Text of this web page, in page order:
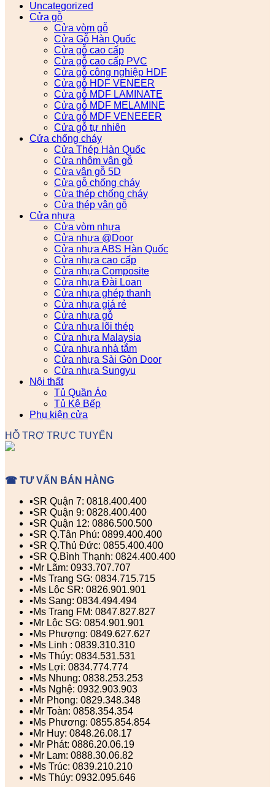
Uncategorized
Cửa gỗ
Cửa vòm gỗ
Cửa Gỗ Hàn Quốc
Cửa gỗ cao cấp
Cửa gỗ cao cấp PVC
Cửa gỗ công nghiệp HDF
Cửa gỗ HDF VENEER
Cửa gỗ MDF LAMINATE
Cửa gỗ MDF MELAMINE
Cửa gỗ MDF VENEEER
Cửa gỗ tự nhiên
Cửa chống cháy
Cửa Thép Hàn Quốc
Cửa nhôm vân gỗ
Cửa vân gỗ 5D
Cửa gỗ chống cháy
Cửa thép chống cháy
Cửa thép vân gỗ
Cửa nhựa
Cửa vòm nhựa
Cửa nhựa @Door
Cửa nhựa ABS Hàn Quốc
Cửa nhựa cao cấp
Cửa nhựa Composite
Cửa nhựa Đài Loan
Cửa nhựa ghép thanh
Cửa nhựa giá rẻ
Cửa nhựa gỗ
Cửa nhựa lõi thép
Cửa nhựa Malaysia
Cửa nhựa nhà tắm
Cửa nhựa Sài Gòn Door
Cửa nhựa Sungyu
Nội thất
Tủ Quần Áo
Tủ Kệ Bếp
Phụ kiện cửa
HỖ TRỢ TRỰC TUYẾN
☎ TƯ VẤN BÁN HÀNG
▪️SR Quận 7: 0818.400.400
▪️SR Quận 9: 0828.400.400
▪️SR Quận 12: 0886.500.500
▪️SR Q.Tân Phú: 0899.400.400
▪️SR Q.Thủ Đức: 0855.400.400
▪️SR Q.Bình Thạnh: 0824.400.400
▪️Mr Lãm: 0933.707.707
▪️Ms Trang SG: 0834.715.715
▪️Ms Lộc SR: 0826.901.901
▪️Ms Sang: 0834.494.494
▪️Ms Trang FM: 0847.827.827
▪️Mr Lộc SG: 0854.901.901
▪️Ms Phượng: 0849.627.627
▪️Ms Linh : 0839.310.310
▪️Ms Thúy: 0834.531.531
▪️Ms Lợi: 0834.774.774
▪️Ms Nhung: 0838.253.253
▪️Ms Nghệ: 0932.903.903
▪️Mr Phong: 0829.348.348
▪️Mr Toàn: 0858.354.354
▪️Ms Phương: 0855.854.854
▪️Mr Huy: 0848.26.08.17
▪️Mr Phát: 0886.20.06.19
▪️Mr Lam: 0888.30.06.82
▪️Ms Trúc: 0839.210.210
▪️Ms Thúy: 0932.095.646